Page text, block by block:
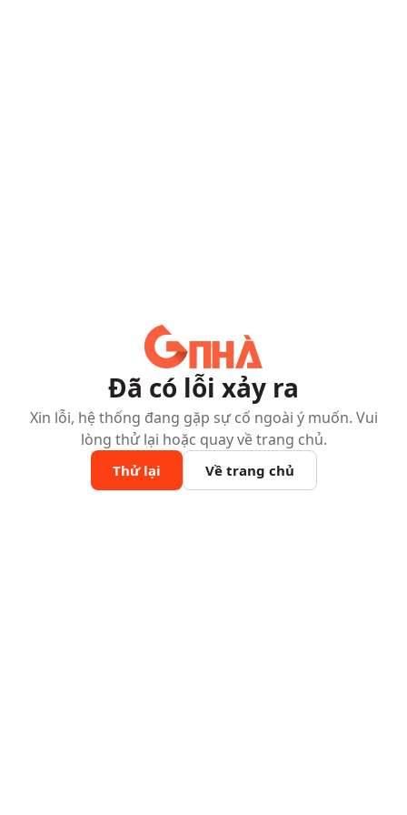
Đã có lỗi xảy ra
Xin lỗi, hệ thống đang gặp sự cố ngoài ý muốn. Vui
lòng thử lại hoặc quay về trang chủ.
Thử lại Về trang chủ